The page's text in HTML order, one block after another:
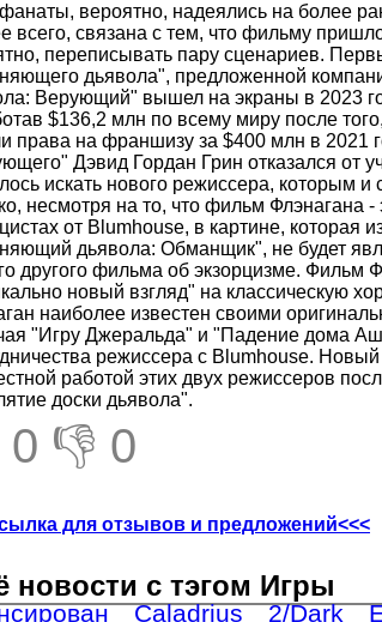
вероятно, надеялись на более
всего, связана с тем, что фильму
переписывать пару сценариев.
дьявола", предложенной
Верующий" вышел на экраны в 2023
$136,2 млн по всему миру после
права на франшизу за $400 млн в 2021
Дэвид Гордан Грин отказался от
искать нового режиссера, которым и
несмотря на то, что фильм Флэнагана -
от Blumhouse, в картине, которая
дьявола: Обманщик", не будет
другого фильма об экзорцизме. Фильм
новый взгляд" на классическую
наиболее известен своими
"Игру Джеральда" и "Падение дома
режиссера с Blumhouse.
работой этих двух режиссеров
доски дьявола".
0 👎 0
для отзывов и предложений<<<
новости с тэгом Игры
Caladrius 2/Dark